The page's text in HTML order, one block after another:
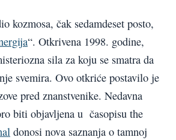
kozmosa, čak sedamdeset posto,
“. Otkrivena 1998. godine,
sila za koju se smatra da
svemira. Ovo otkriće postavilo je
pred znanstvenike. Nedavna
biti objavljena u časopisu the
donosi nova saznanja o tamnoj